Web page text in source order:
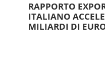
RAPPORTO
ITALIANO
MILIARDI DI